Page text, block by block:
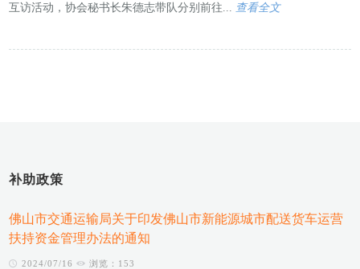
互访活动，协会秘书长朱德志带队分别前往...
查看全文
补助政策
佛山市交通运输局关于印发佛山市新能源城市配送货车运营
扶持资金管理办法的通知
2024/07/16 浏览：153